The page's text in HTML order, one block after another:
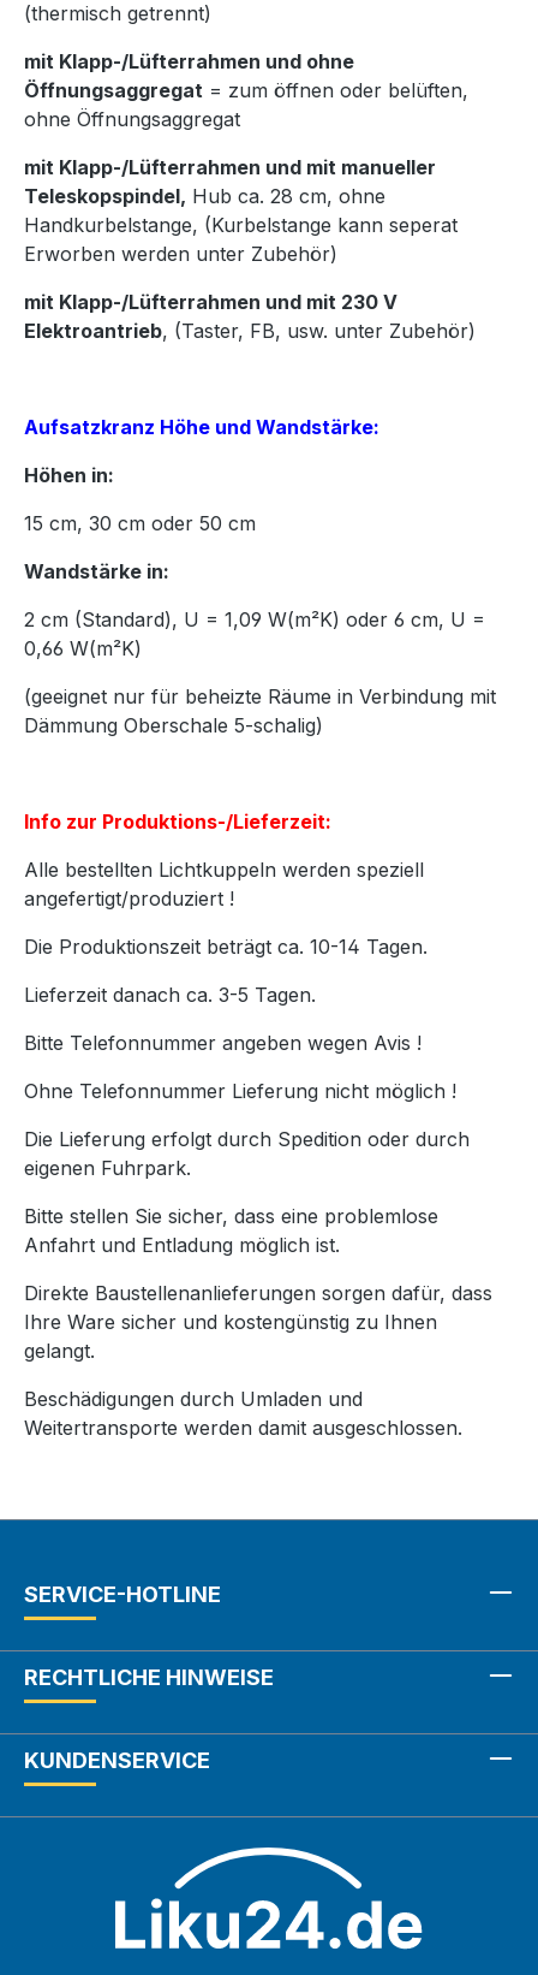
(thermisch getrennt)
mit Klapp-/Lüfterrahmen und ohne
Öffnungsaggregat = zum öffnen oder belüften,
ohne Öffnungsaggregat
mit Klapp-/Lüfterrahmen und mit manueller
Teleskopspindel, Hub ca. 28 cm, ohne
Handkurbelstange, (Kurbelstange kann seperat
Erworben werden unter Zubehör)
mit Klapp-/Lüfterrahmen und mit 230 V
Elektroantrieb, (Taster, FB, usw. unter Zubehör)
Aufsatzkranz Höhe und Wandstärke:
Höhen in:
15 cm, 30 cm oder 50 cm
Wandstärke in:
2 cm (Standard), U = 1,09 W(m²K) oder 6 cm, U =
0,66 W(m²K)
(geeignet nur für beheizte Räume in Verbindung mit
Dämmung Oberschale 5-schalig)
Info zur Produktions-/Lieferzeit:
Alle bestellten Lichtkuppeln werden speziell
angefertigt/produziert !
Die Produktionszeit beträgt ca. 10-14 Tagen.
Lieferzeit danach ca. 3-5 Tagen.
Bitte Telefonnummer angeben wegen Avis !
Ohne Telefonnummer Lieferung nicht möglich !
Die Lieferung erfolgt durch Spedition oder durch
eigenen Fuhrpark.
Bitte stellen Sie sicher, dass eine problemlose
Anfahrt und Entladung möglich ist.
Direkte Baustellenanlieferungen sorgen dafür, dass
Ihre Ware sicher und kostengünstig zu Ihnen
gelangt.
Beschädigungen durch Umladen und
Weitertransporte werden damit ausgeschlossen.
SERVICE-HOTLINE
RECHTLICHE HINWEISE
KUNDENSERVICE